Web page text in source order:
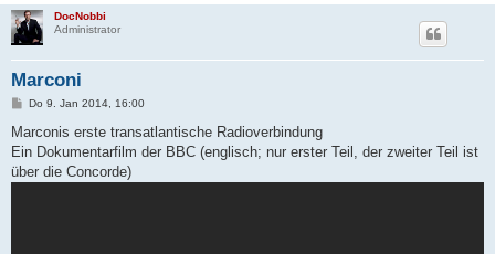
DocNobbi
Administrator
Marconi
B
i
r
a
g
Do 9. Jan 2014, 16:00
Marconis erste transatlantische Radioverbindung
Ein Dokumentarfilm der BBC (englisch; nur erster Teil, der zweiter Teil ist
über die Concorde)